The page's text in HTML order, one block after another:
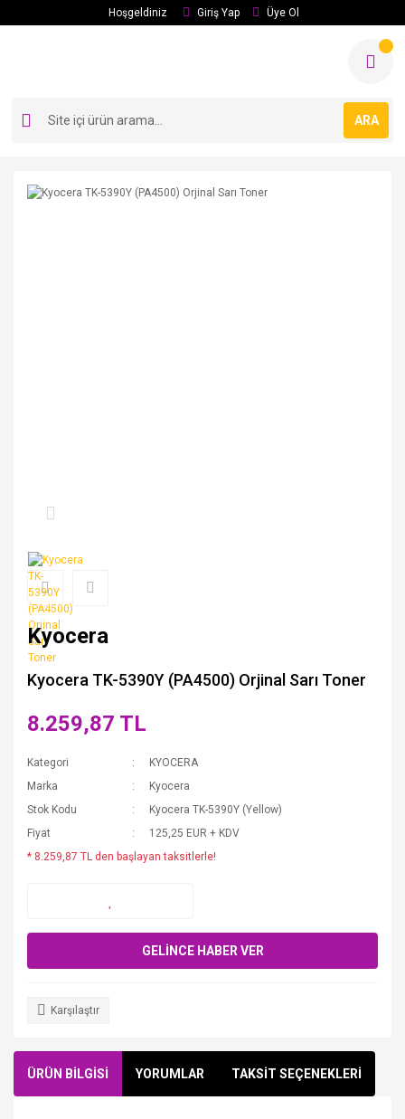
Hoşgeldiniz Giriş Yap Üye Ol
ARA
Kyocera
Kyocera TK-5390Y (PA4500) Orjinal Sarı Toner
8.259,87 TL
Kategori
KYOCERA
Marka
Kyocera
Stok Kodu
Kyocera TK-5390Y (Yellow)
Fiyat
125,25 EUR + KDV
* 8.259,87 TL den başlayan taksitlerle!
GELİNCE HABER VER
Karşılaştır
ÜRÜN BİLGİSİ YORUMLAR TAKSİT SEÇENEKLERİ